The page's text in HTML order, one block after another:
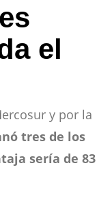
el
y por la
tres de los
sería de 83